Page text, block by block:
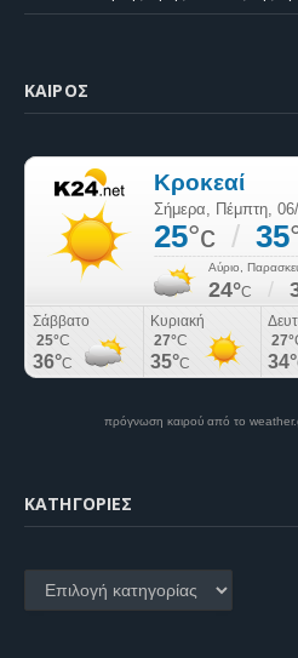
ΚΑΙΡΌΣ
πρόγνωση καιρού από το
KΑΤΗΓΟΡΊΕΣ
Kατηγορίες